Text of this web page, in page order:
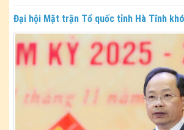
Đại hội Mặt trận Tổ quốc tỉnh Hà Tĩnh